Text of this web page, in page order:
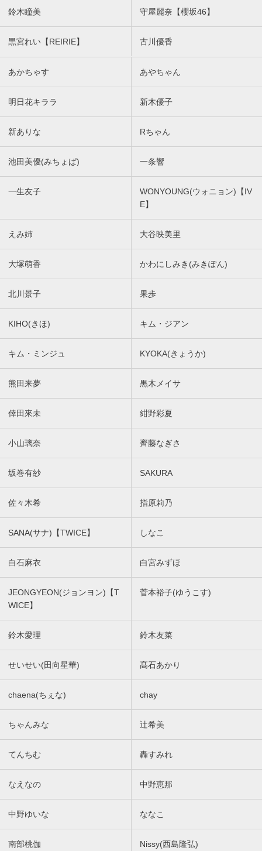
鈴木瞳美 守屋麗奈【櫻坂46】
黒宮れい【REIRIE】 古川優香
あかちゃす あやちゃん
明日花キララ 新木優子
新ありな Rちゃん
池田美優(みちょぱ) 一条響
一生友子
WONYOUNG(ウォニョン)【IV
E】
えみ姉 大谷映美里
大塚萌香 かわにしみき(みきぽん)
北川景子 果歩
KIHO(きほ) キム・ジアン
キム・ミンジュ KYOKA(きょうか)
熊田来夢 黒木メイサ
倖田來未 紺野彩夏
小山璃奈 齊藤なぎさ
坂巻有紗 SAKURA
佐々木希 指原莉乃
SANA(サナ)【TWICE】 しなこ
白石麻衣 白宮みずほ
JEONGYEON(ジョンヨン)【T
WICE】
菅本裕子(ゆうこす)
鈴木愛理 鈴木友菜
せいせい(田向星華) 髙石あかり
chaena(ちぇな) chay
ちゃんみな 辻希美
てんちむ 轟すみれ
なえなの 中野恵那
中野ゆいな ななこ
南部桃伽 Nissy(西島隆弘)